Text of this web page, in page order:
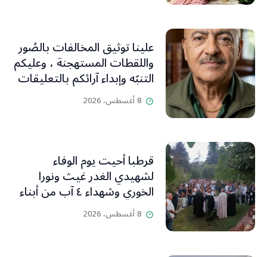
علينا توثيق المخالفات بالصُور
واللقطات المستهجنة ، وعليكم
التنبّه وإبداء آرائكم بالتعليقات
(جورج صبّاغ)
8 أغسطس، 2026
قرطبا أحيت يوم الوفاء
لشهيدي الغدر غيث ونورا
الخوري وشهداء ٤ آب من أبناء
البلدة.. كارين الخوري افرام: لقد
كان بيتنا، بوجود والدي، ينبض
8 أغسطس، 2026